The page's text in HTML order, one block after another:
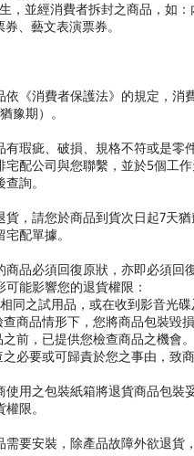
，並經消費者拆封之商品，如：
、藝文表演票券。
依《消費者保護法》的規定，消
豫期）。
有瑕疵、破損、規格不符或是零
宅配公司與您聯繫，並於5個工
詢。
貨，請您於商品到貨次日起7天
配單據。
商品必須回復原狀，亦即必須回
可能影響您的退貨權限：
同之試用品，或在收到影音光
商品情形下，您將商品包裝毀
前，已提供您檢查商品之機會。
必要或可歸責於您之事由，致
使用之包裝紙箱將退貨商品包裝
限。
需要安裝，除產品故障外欲退貨